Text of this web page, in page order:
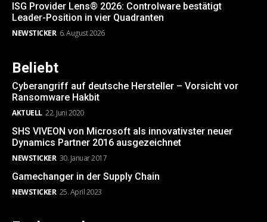
ISG Provider Lens® 2026: Controlware bestätigt
Leader-Position in vier Quadranten
NEWSTICKER 6. August 2026
Beliebt
Cyberangriff auf deutsche Hersteller – Vorsicht vor
Ransomware Hakbit
AKTUELL 22. Juni 2020
SHS VIVEON von Microsoft als innovativster neuer
Dynamics Partner 2016 ausgezeichnet
NEWSTICKER 30. Januar 2017
Gamechanger in der Supply Chain
NEWSTICKER 25. April 2023